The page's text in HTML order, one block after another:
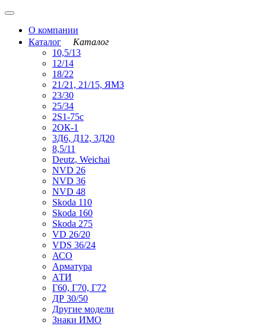
О компании
Каталог
Каталог
10,5/13
12/14
18/22
21/21, 21/15, ЯМЗ
23/30
25/34
2S1-75с
2ОК-1
3Д6, Д12, 3Д20
8,5/11
Deutz, Weichai
NVD 26
NVD 36
NVD 48
Skoda 110
Skoda 160
Skoda 275
VD 26/20
VDS 36/24
АСО
Арматура
АТИ
Г60, Г70, Г72
ДР 30/50
Другие модели
Знаки ИМО